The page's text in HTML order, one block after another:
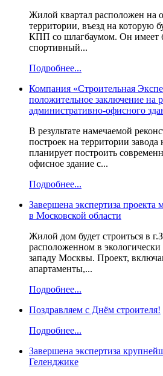
Жилой квартал расположен на
территории, въезд на которую
КПП со шлагбаумом. Он имеет
спортивный...
Подробнее...
Компания «Строительная
положительное заключение на
административно-офисного
В результате намечаемой
построек на территории завода
планирует построить
офисное здание с...
Подробнее...
Завершена экспертиза проекта
в Московской области
Жилой дом будет строиться в
расположенном в
западу Москвы. Проект,
апартаменты,...
Подробнее...
Поздравляем с Днём строителя!
Подробнее...
Завершена экспертиза
Геленджике